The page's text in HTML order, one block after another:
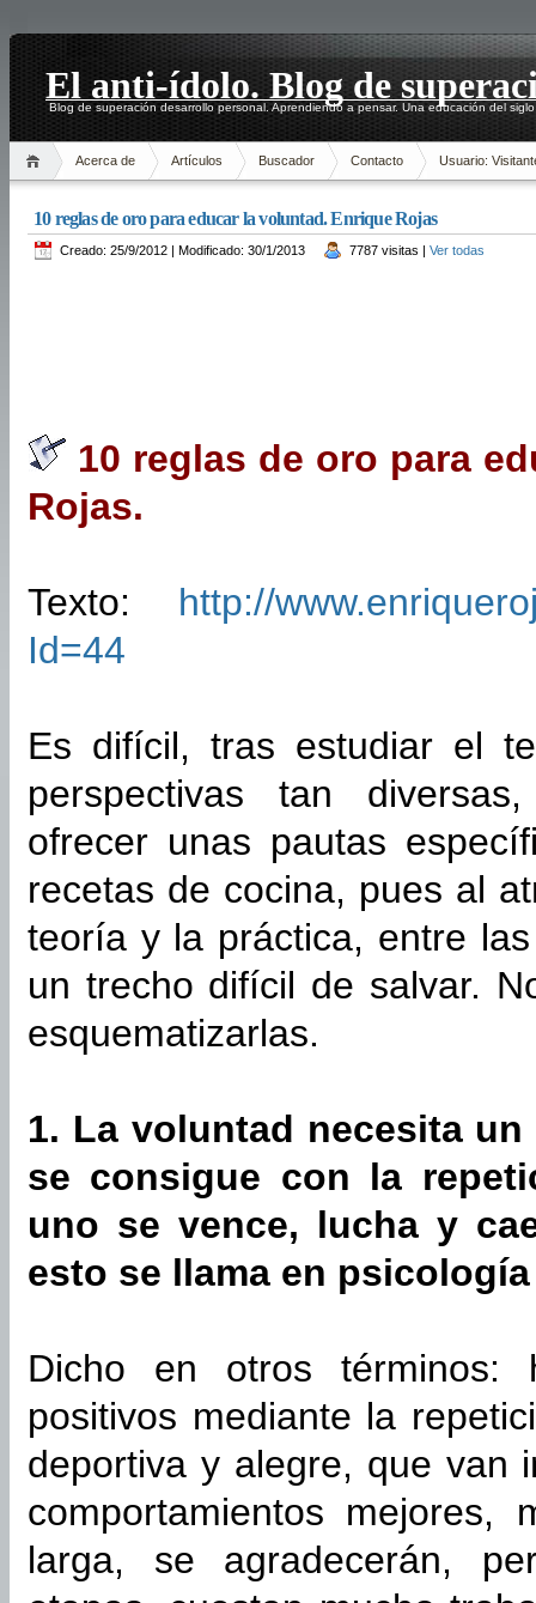
El anti-ídolo. Blog de
Blog de superación desarrollo personal. Aprendiendo a pensar. Una educación del
Acerca de Artículos Buscador Contacto Usuario:
10 reglas de oro para educar la voluntad. Enrique Rojas
Creado: 25/9/2012 | Modificado: 30/1/2013 7787 visitas | Ver todas
10 reglas de oro para
Rojas.
Texto: http://
Id=44
Es difícil, tras estudiar el
perspectivas tan
ofrecer unas pautas
recetas de cocina, pues al
teoría y la práctica, entre
un trecho difícil de salvar.
esquematizarlas.
1. La voluntad necesita
se consigue con la
uno se vence, lucha y
esto se llama en
Dicho en otros términos:
positivos mediante la
deportiva y alegre, que van
comportamientos
larga, se agradecerán,